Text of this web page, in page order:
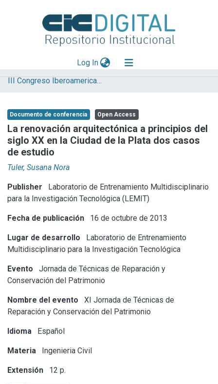
Log In(current)
Explorar
Aportar material
Statistics
III Congreso Iberoamericano y XI Jornada de Técnicas de Reparación y Conservación del Patrimonio
Documento de conferencia Open Access
La renovación arquitectónica a principios del
siglo XX en la Ciudad de la Plata dos casos
de estudio
Tuler, Susana Nora
Publisher
Laboratorio de Entrenamiento Multidisciplinario
para la Investigación Tecnológica (LEMIT)
Fecha de publicación 16 de octubre de 2013
Lugar de desarrollo
Laboratorio de Entrenamiento
Multidisciplinario para la Investigación Tecnológica
Evento
Jornada de Técnicas de Reparación y
Conservación del Patrimonio
Nombre del evento
XI Jornada de Técnicas de
Reparación y Conservación del Patrimonio
Idioma Español
Materia Ingenieria Civil
Extensión 12 p.